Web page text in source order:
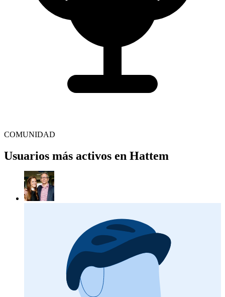
COMUNIDAD
Usuarios más activos en Hattem